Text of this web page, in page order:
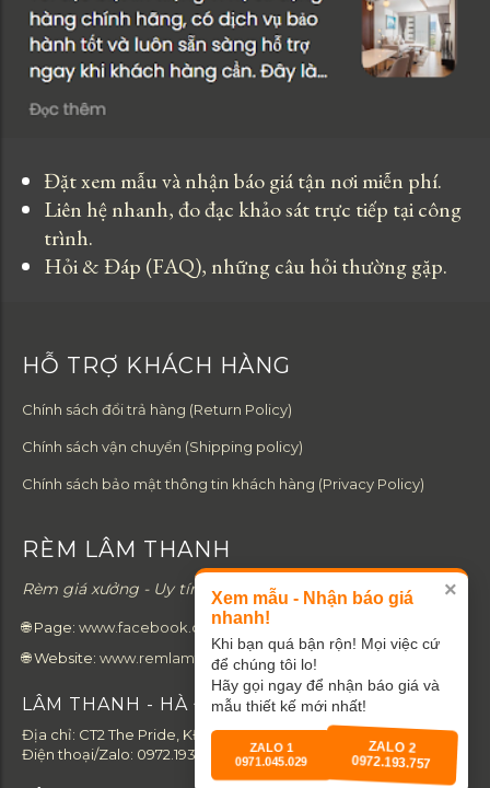
Đặt xem mẫu và nhận báo giá tận nơi miễn phí.
Liên hệ nhanh, đo đạc khảo sát trực tiếp tại công
trình.
Hỏi & Đáp (FAQ), những câu hỏi thường gặp.
HỖ TRỢ KHÁCH HÀNG
Chính sách đổi trả hàng (Return Policy)
Chính sách vận chuyển (Shipping policy)
Chính sách bảo mật thông tin khách hàng (Privacy Policy)
RÈM LÂM THANH
Rèm giá xưởng - Uy tín từ tâm - Chất lượng từ gốc.
🌐 Page: www.facebook.com/remlamthanh
🌐 Website: www.remlamthanh.com
LÂM THANH - HÀ ĐÔNG
Địa chỉ: CT2 The Pride, KĐT An Hưng, Hà Đông, Hà Nội 12110.
Điện thoại/Zalo: 0972.193.757
×
Xem mẫu - Nhận báo giá
nhanh!
Khi bạn quá bận rộn! Mọi việc cứ
để chúng tôi lo!
Hãy gọi ngay để nhận báo giá và
mẫu thiết kế mới nhất!
ZALO 1
0971.045.029
ZALO 2
0972.193.757